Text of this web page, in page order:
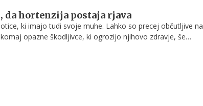
da hortenzija postaja rjava
ki imajo tudi svoje muhe. Lahko so precej občutljive na
opazne škodljivce, ki ogrozijo njihovo zdravje, še